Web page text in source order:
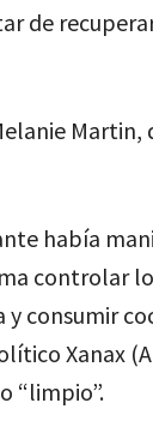
de
había
controlar
consumir
Xanax
“limpio”.